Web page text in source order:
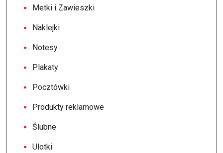
Metki i Zawieszki
Naklejki
Notesy
Plakaty
Pocztówki
Produkty reklamowe
Ślubne
Ulotki